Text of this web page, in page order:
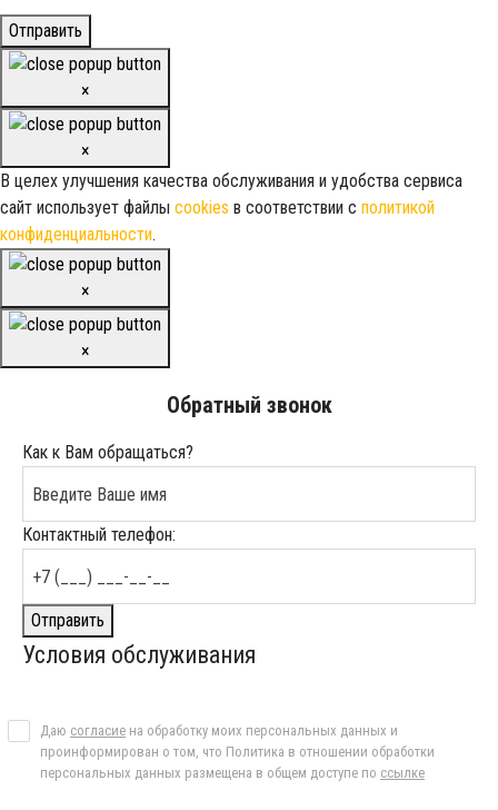
Отправить
×
×
В целех улучшения качества обслуживания и удобства сервиса
сайт использует файлы cookies в соответствии с политикой
конфиденциальности.
×
×
Обратный звонок
Как к Вам обращаться?
Контактный телефон:
Отправить
Условия обслуживания
Даю согласие на обработку моих персональных данных и
проинформирован о том, что Политика в отношении обработки
персональных данных размещена в общем доступе по ссылке